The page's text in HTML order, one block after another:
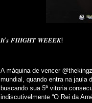
𝑰𝒕’𝒔 𝑭𝑰𝑰𝑰𝑮𝑯𝑻 𝑾𝑬𝑬𝑬𝑲!
A máquina de vencer
mundial, quando entra na jaula
buscando sua 5ª vitoria
indiscutivelmente “O Rei da